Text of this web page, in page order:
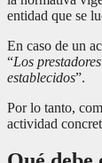
entidad que se
En caso de un
“Los
establecidos”.
Por lo tanto,
actividad